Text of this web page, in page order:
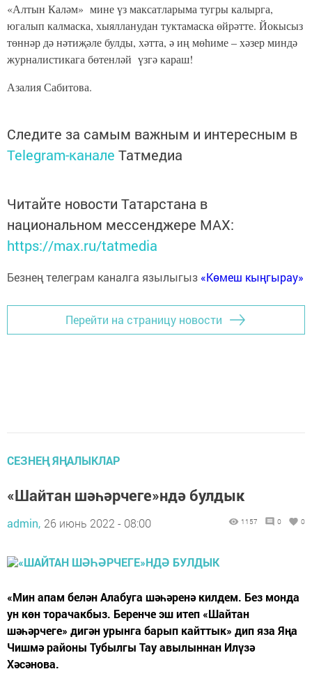
«Алтын Каләм» мине үз максатларыма тугры калырга,
югалып калмаска, хыялланудан туктамаска өйрәтте. Йокысыз
төннәр дә нәтиҗәле булды, хәтта, ә иң мөһиме – хәзер миндә
журналистикага бөтенләй үзгә караш!
Азалия Сабитова.
Следите за самым важным и интересным в
Telegram-канале Татмедиа
Читайте новости Татарстана в
национальном мессенджере MАХ:
https://max.ru/tatmedia
Безнең телеграм каналга язылыгыз «Көмеш кыңгырау»
Перейти на страницу новости
СЕЗНЕҢ ЯҢАЛЫКЛАР
«Шайтан шәһәрчеге»ндә булдык
admin, 26 июнь 2022 - 08:00 1157 0 0
«Мин апам белән Алабуга шәһәренә килдем. Без монда
ун көн торачакбыз. Беренче эш итеп «Шайтан
шәһәрчеге» дигән урынга барып кайттык» дип яза Яңа
Чишмә районы Тубылгы Тау авылыннан Илүзә
Хәсәнова.